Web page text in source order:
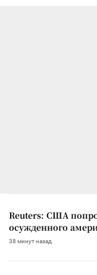
Reuters: США
осужденного
38 минут назад